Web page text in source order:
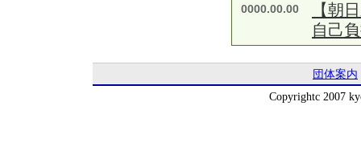
0000.00.00
【朝
自己
団体案内
Copyrightc 2007